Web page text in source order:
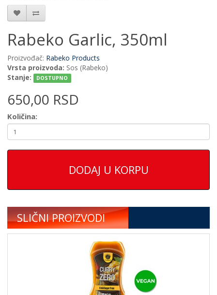
Rabeko Garlic, 350ml
Proizvođač: Rabeko Products
Vrsta proizvoda: Sos (Rabeko)
Stanje:
DOSTUPNO
650,00 RSD
Količina:
DODAJ U KORPU
SLIČNI PROIZVODI